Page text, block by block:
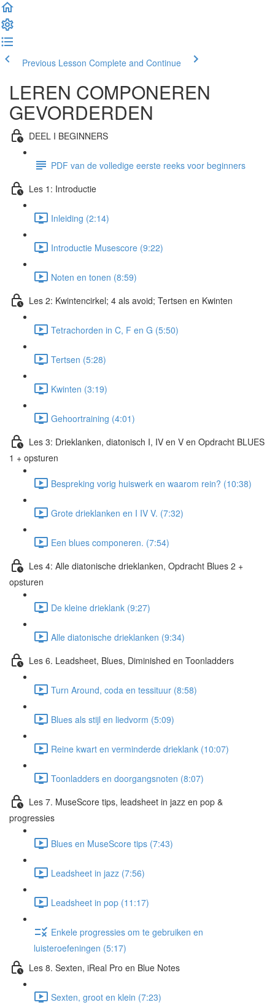
Previous Lesson Complete and Continue
LEREN COMPONEREN
GEVORDERDEN
DEEL I BEGINNERS
PDF van de volledige eerste reeks voor beginners
Les 1: Introductie
Inleiding (2:14)
Introductie Musescore (9:22)
Noten en tonen (8:59)
Les 2: Kwintencirkel; 4 als avoid; Tertsen en Kwinten
Tetrachorden in C, F en G (5:50)
Tertsen (5:28)
Kwinten (3:19)
Gehoortraining (4:01)
Les 3: Drieklanken, diatonisch I, IV en V en Opdracht BLUES
1 + opsturen
Bespreking vorig huiswerk en waarom rein? (10:38)
Grote drieklanken en I IV V. (7:32)
Een blues componeren. (7:54)
Les 4: Alle diatonische drieklanken, Opdracht Blues 2 +
opsturen
De kleine drieklank (9:27)
Alle diatonische drieklanken (9:34)
Les 6. Leadsheet, Blues, Diminished en Toonladders
Turn Around, coda en tessituur (8:58)
Blues als stijl en liedvorm (5:09)
Reine kwart en verminderde drieklank (10:07)
Toonladders en doorgangsnoten (8:07)
Les 7. MuseScore tips, leadsheet in jazz en pop &
progressies
Blues en MuseScore tips (7:43)
Leadsheet in jazz (7:56)
Leadsheet in pop (11:17)
Enkele progressies om te gebruiken en
luisteroefeningen (5:17)
Les 8. Sexten, iReal Pro en Blue Notes
Sexten, groot en klein (7:23)